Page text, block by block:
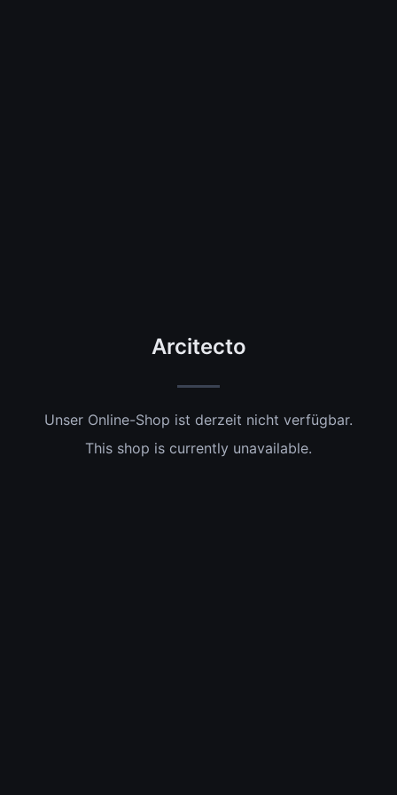
Arcitecto
Unser Online-Shop ist derzeit nicht verfügbar.
This shop is currently unavailable.